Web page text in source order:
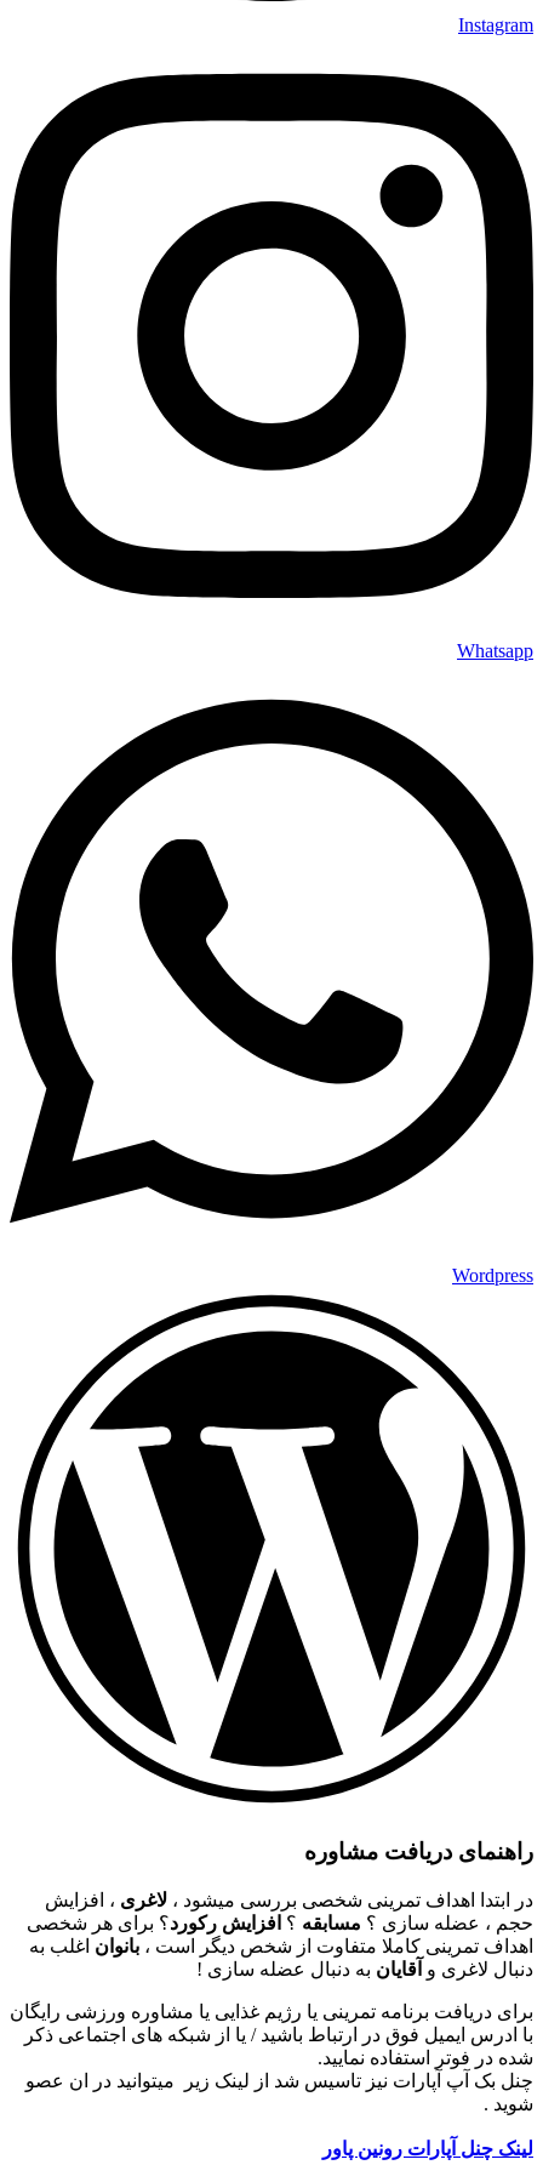
Instagram
Whatsapp
Wordpress
راهنمای دریافت مشاوره
در ابتدا اهداف تمرینی شخصی بررسی میشود ، لاغری ، افزایش
حجم ، عضله سازی ؟ مسابقه ؟ افزایش رکورد؟ برای هر شخصی
اهداف تمرینی کاملا متفاوت از شخص دیگر است ، بانوان اغلب به
دنبال لاغری و آقایان به دنبال عضله سازی !
برای دریافت برنامه تمرینی یا رژیم غذایی یا مشاوره ورزشی رایگان
با ادرس ایمیل فوق در ارتباط باشید / یا از شبکه های اجتماعی ذکر
شده در فوتر استفاده نمایید.
چنل بک آپ آپارات نیز تاسیس شد از لینک زیر میتوانید در ان عصو
شوید .
لینک چنل آپارات رونین پاور